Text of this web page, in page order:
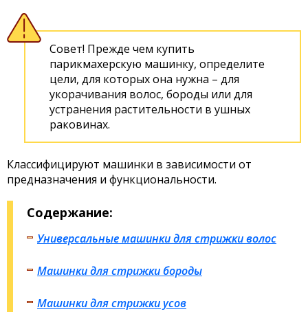
Совет! Прежде чем купить
парикмахерскую машинку, определите
цели, для которых она нужна – для
укорачивания волос, бороды или для
устранения растительности в ушных
раковинах.
Классифицируют машинки в зависимости от
предназначения и функциональности.
Содержание:
Универсальные машинки для стрижки волос
Машинки для стрижки бороды
Машинки для стрижки усов